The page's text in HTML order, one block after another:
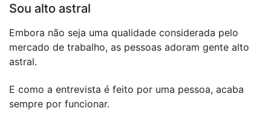
Sou alto astral
Embora não seja uma qualidade considerada pelo
mercado de trabalho, as pessoas adoram gente alto
astral.
E como a entrevista é feito por uma pessoa, acaba
sempre por funcionar.